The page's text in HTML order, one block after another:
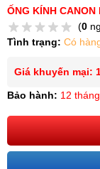
ỐNG KÍNH
(0
Tình trạng: Có
Giá khuyến mại:
Bảo hành: 12 tháng